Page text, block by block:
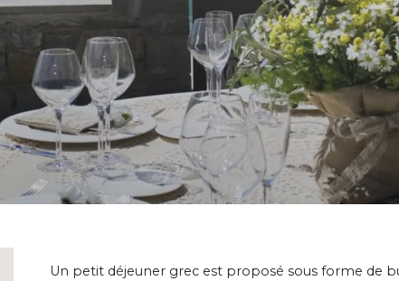
Un petit déjeuner grec est proposé sous forme de